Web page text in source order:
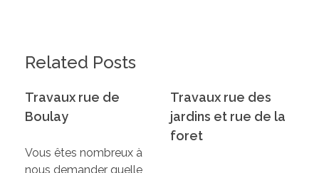
Related Posts
Travaux rue de
Boulay
Vous êtes nombreux à
nous demander quelle
Travaux rue des
jardins et rue de la
foret